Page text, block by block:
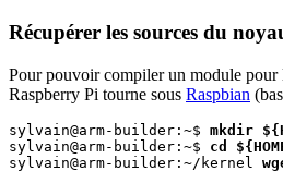
Récupérer les sources du
Pour pouvoir compiler un module pour
Raspberry Pi tourne sous Raspbian
sylvain@arm-builder:~$ mkdir
sylvain@arm-builder:~$ cd
sylvain@arm-builder:~/kernel